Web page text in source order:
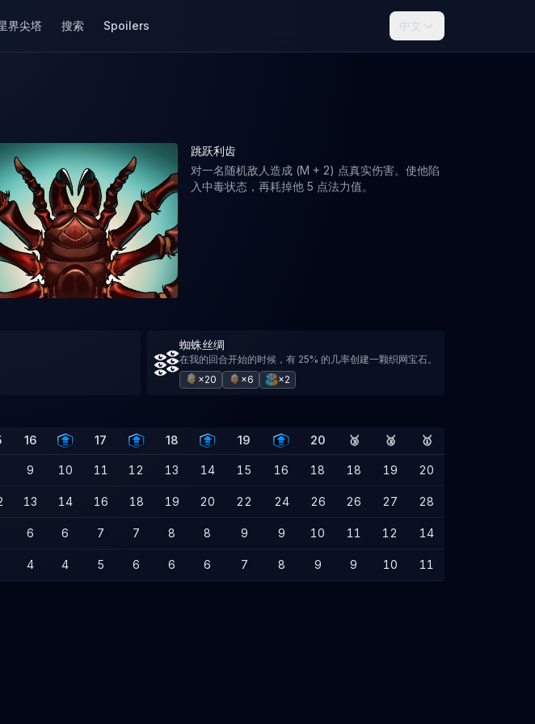
界尖塔 搜索 Spoilers 中文
跳跃利齿
对一名随机敌人造成 (M + 2) 点真实伤害。使他陷
入中毒状态，再耗掉他 5 点法力值。
蜘蛛丝绸
在我的回合开始的时候，有 25% 的几率创建一颗织网宝石。
×20
×6 ×2
16 17 18 19 20 🥉 🥈 🥇
9 10 11 12 13 14 15 16 18 18 19 20
13 14 16 18 19 20 22 24 26 26 27 28
6 6 7 7 8 8 9 9 10 11 12 14
4 4 5 6 6 6 7 8 9 9 10 11